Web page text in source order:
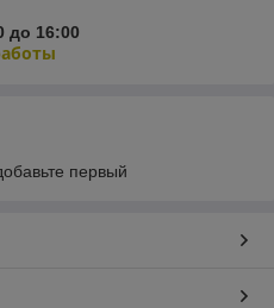
до 16:00
первый